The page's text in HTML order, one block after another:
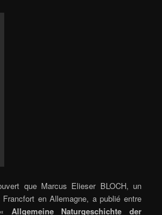
que Marcus Elieser BLOCH, un
en Allemagne, a publié entre
Allgemeine Naturgeschichte der